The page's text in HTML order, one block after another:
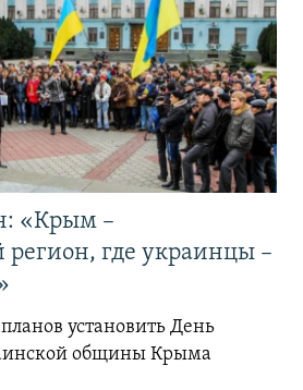
«Крым –
где украинцы –
установить День
общины Крыма